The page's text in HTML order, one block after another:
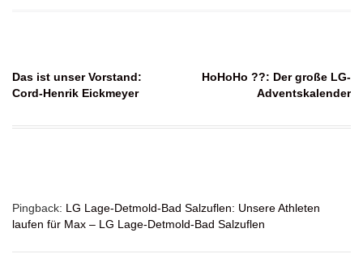
Beitragsnavigation
Das ist unser Vorstand:
Cord-Henrik Eickmeyer
HoHoHo ??: Der große LG-
Adventskalender
Pingback: LG Lage-Detmold-Bad Salzuflen: Unsere Athleten
laufen für Max – LG Lage-Detmold-Bad Salzuflen